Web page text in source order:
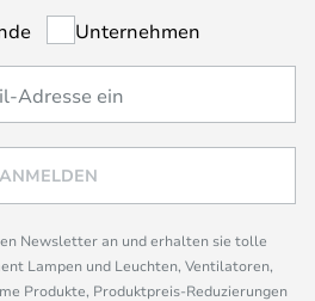
Unternehmen
ANMELDEN
Newsletter an und erhalten sie tolle
Lampen und Leuchten, Ventilatoren,
Produkte, Produktpreis-Reduzierungen